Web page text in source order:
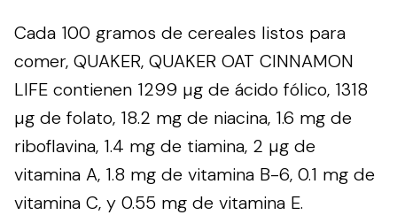
Cada 100 gramos de cereales listos para
comer, QUAKER, QUAKER OAT CINNAMON
LIFE contienen 1299 µg de ácido fólico, 1318
µg de folato, 18.2 mg de niacina, 1.6 mg de
riboflavina, 1.4 mg de tiamina, 2 µg de
vitamina A, 1.8 mg de vitamina B-6, 0.1 mg de
vitamina C, y 0.55 mg de vitamina E.